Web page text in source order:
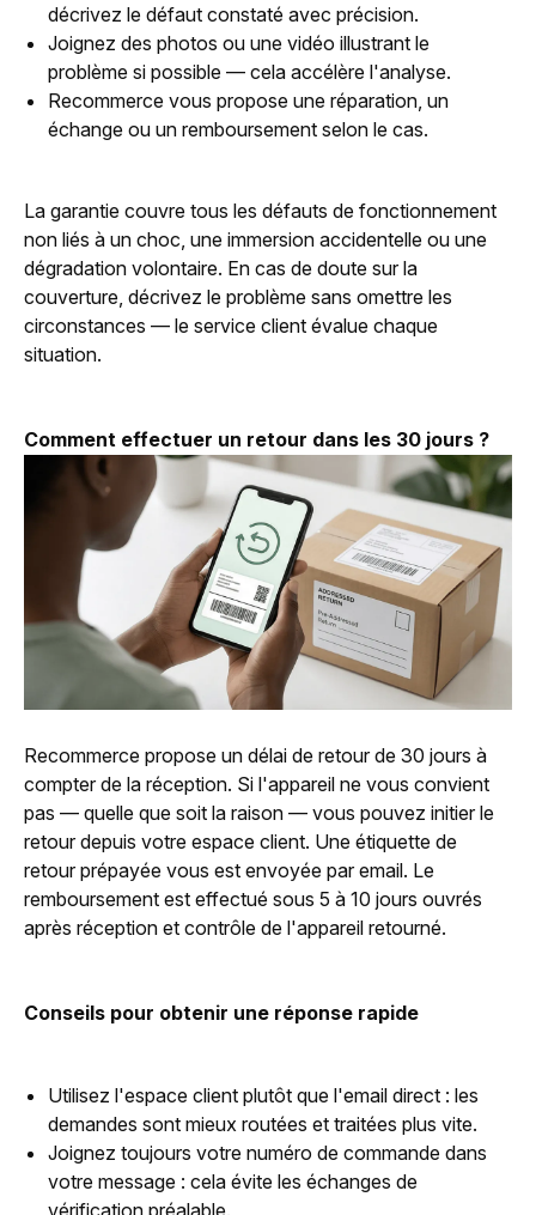
décrivez le défaut constaté avec précision.
Joignez des photos ou une vidéo illustrant le
problème si possible — cela accélère l'analyse.
Recommerce vous propose une réparation, un
échange ou un remboursement selon le cas.
La garantie couvre tous les défauts de fonctionnement
non liés à un choc, une immersion accidentelle ou une
dégradation volontaire. En cas de doute sur la
couverture, décrivez le problème sans omettre les
circonstances — le service client évalue chaque
situation.
Comment effectuer un retour dans les 30 jours ?
Recommerce propose un délai de retour de 30 jours à
compter de la réception. Si l'appareil ne vous convient
pas — quelle que soit la raison — vous pouvez initier le
retour depuis votre espace client. Une étiquette de
retour prépayée vous est envoyée par email. Le
remboursement est effectué sous 5 à 10 jours ouvrés
après réception et contrôle de l'appareil retourné.
Conseils pour obtenir une réponse rapide
Utilisez l'espace client plutôt que l'email direct : les
demandes sont mieux routées et traitées plus vite.
Joignez toujours votre numéro de commande dans
votre message : cela évite les échanges de